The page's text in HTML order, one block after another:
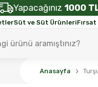
Yapacağınız 1000
Süt ve Süt Ürünleri
Anasayfa